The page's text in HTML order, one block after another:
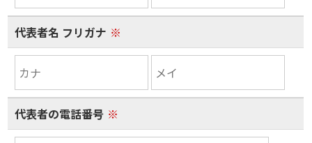
代表者名 フリガナ ※
代表者の電話番号 ※